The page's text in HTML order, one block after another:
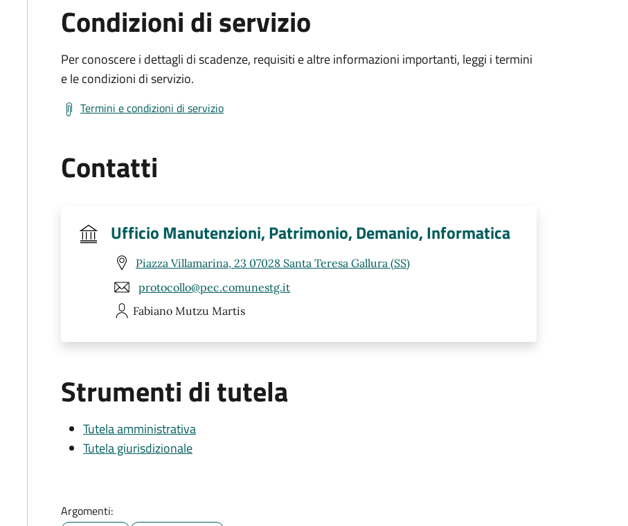
Condizioni di servizio
Per conoscere i dettagli di scadenze, requisiti e altre informazioni importanti, leggi i termini
e le condizioni di servizio.
Termini e condizioni di servizio
Contatti
Ufficio Manutenzioni, Patrimonio, Demanio, Informatica
Piazza Villamarina, 23 07028 Santa Teresa Gallura (SS)
protocollo@pec.comunestg.it
Fabiano Mutzu Martis
Strumenti di tutela
Tutela amministrativa
Tutela giurisdizionale
Argomenti: